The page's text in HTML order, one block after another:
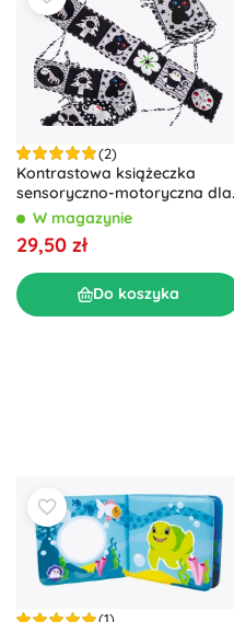
(2)
Kontrastowa książeczka
sensoryczno-motoryczna dla
dzieci
W magazynie
29,50 zł
Do koszyka